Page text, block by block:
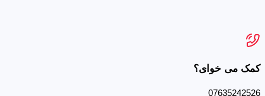
کمک می خوای؟
07635242526